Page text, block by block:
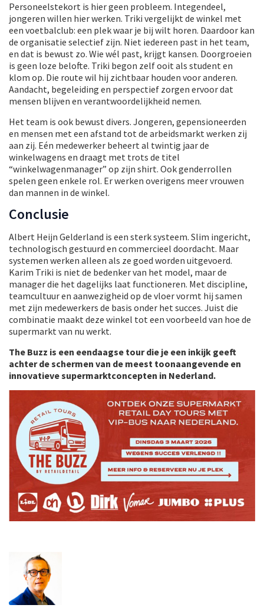
Personeelstekort is hier geen probleem. Integendeel,
jongeren willen hier werken. Triki vergelijkt de winkel met
een voetbalclub: een plek waar je bij wilt horen. Daardoor kan
de organisatie selectief zijn. Niet iedereen past in het team,
en dat is bewust zo. Wie wél past, krijgt kansen. Doorgroeien
is geen loze belofte. Triki begon zelf ooit als student en
klom op. Die route wil hij zichtbaar houden voor anderen.
Aandacht, begeleiding en perspectief zorgen ervoor dat
mensen blijven en verantwoordelijkheid nemen.
Het team is ook bewust divers. Jongeren, gepensioneerden
en mensen met een afstand tot de arbeidsmarkt werken zij
aan zij. Eén medewerker beheert al twintig jaar de
winkelwagens en draagt met trots de titel
“winkelwagenmanager” op zijn shirt. Ook genderrollen
spelen geen enkele rol. Er werken overigens meer vrouwen
dan mannen in de winkel.
Conclusie
Albert Heijn Gelderland is een sterk systeem. Slim ingericht,
technologisch gestuurd en commercieel doordacht. Maar
systemen werken alleen als ze goed worden uitgevoerd.
Karim Triki is niet de bedenker van het model, maar de
manager die het dagelijks laat functioneren. Met discipline,
teamcultuur en aanwezigheid op de vloer vormt hij samen
met zijn medewerkers de basis onder het succes. Juist die
combinatie maakt deze winkel tot een voorbeeld van hoe de
supermarkt van nu werkt.
The Buzz is een eendaagse tour die je een inkijk geeft
achter de schermen van de meest toonaangevende en
innovatieve supermarktconcepten in Nederland.